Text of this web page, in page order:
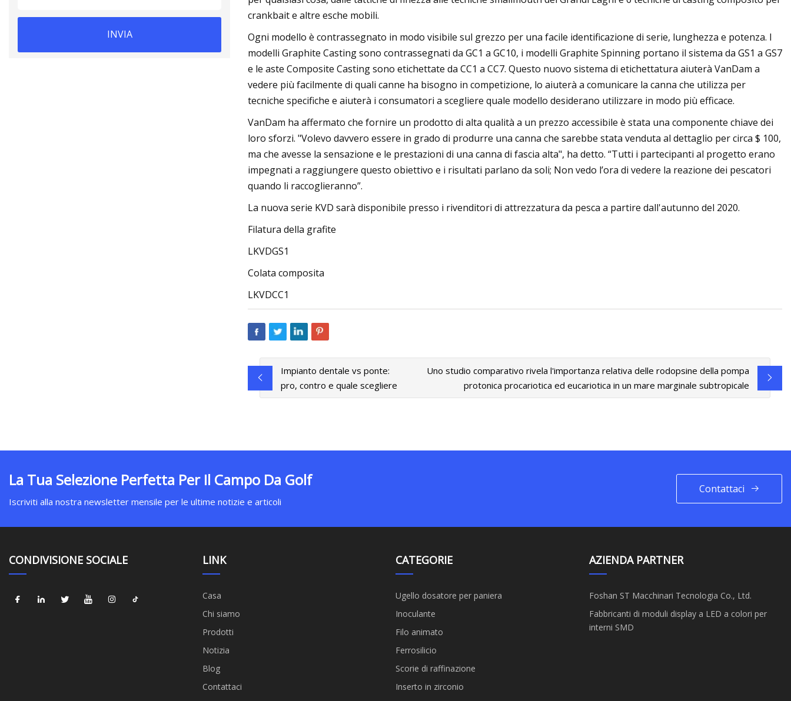
INVIA
crankbait e altre esche mobili.
Ogni modello è contrassegnato in modo visibile sul grezzo per una facile identificazione di serie, lunghezza e potenza. I
modelli Graphite Casting sono contrassegnati da GC1 a GC10, i modelli Graphite Spinning portano il sistema da GS1 a GS7
e le aste Composite Casting sono etichettate da CC1 a CC7. Questo nuovo sistema di etichettatura aiuterà VanDam a
vedere più facilmente di quali canne ha bisogno in competizione, lo aiuterà a comunicare la canna che utilizza per
tecniche specifiche e aiuterà i consumatori a scegliere quale modello desiderano utilizzare in modo più efficace.
VanDam ha affermato che fornire un prodotto di alta qualità a un prezzo accessibile è stata una componente chiave dei
loro sforzi. "Volevo davvero essere in grado di produrre una canna che sarebbe stata venduta al dettaglio per circa $ 100,
ma che avesse la sensazione e le prestazioni di una canna di fascia alta", ha detto. “Tutti i partecipanti al progetto erano
impegnati a raggiungere questo obiettivo e i risultati parlano da soli; Non vedo l’ora di vedere la reazione dei pescatori
quando li raccoglieranno”.
La nuova serie KVD sarà disponibile presso i rivenditori di attrezzatura da pesca a partire dall'autunno del 2020.
Filatura della grafite
LKVDGS1
Colata composita
LKVDCC1
Impianto dentale vs ponte:
pro, contro e quale scegliere
Uno studio comparativo rivela l'importanza relativa delle rodopsine della pompa
protonica procariotica ed eucariotica in un mare marginale subtropicale
La Tua Selezione Perfetta Per Il Campo Da Golf
Iscriviti alla nostra newsletter mensile per le ultime notizie e articoli
Contattaci
CONDIVISIONE SOCIALE LINK
Casa
Chi siamo
Prodotti
Notizia
Blog
Contattaci
CATEGORIE
Ugello dosatore per paniera
Inoculante
Filo animato
Ferrosilicio
Scorie di raffinazione
Inserto in zirconio
AZIENDA PARTNER
Foshan ST Macchinari Tecnologia Co., Ltd.
Fabbricanti di moduli display a LED a colori per
interni SMD